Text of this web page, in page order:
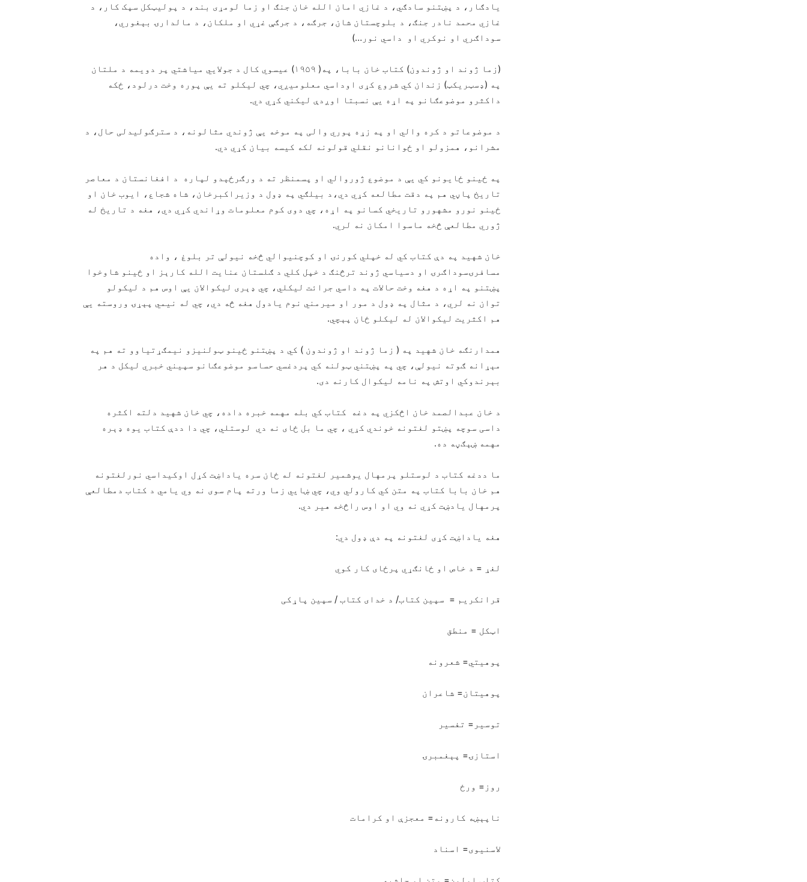
یادګار، د پښتنو سادګي، د غازي امان الله خان جنګ او زما لومړی بند، د پولیټکل سپک کار، د
غازي محمد نادر جنګ، د بلوچستان شان، جرګه، د جرګې غړي او ملکان، د مالدارۍ بېغوري،
سوداګري او نوکري او داسي نور…)
(زما ژوند او ژوندون) کتاب خان بابا، په( ۱۹۵۹) عیسوي کال د جولايي میاشتي پر دویمه د ملتان
په (ډسټریکټ) زندان کي شروع کړی اوداسي معلومیږي، چي لیکلو ته يې پوره وخت درلود، ځکه
داکثرو موضوعګانو په اړه يې نسبتا اوږدې لیکني کړي دي.
د موضوعاتو د کره والي او په زړه پوري والی په موخه یې ژوندي مثالونه، د سترګولیدلی حال، د
مشرانو، همزولو او ځوانانو نقلي قولونه لکه کیسه بیان کړي دي.
په ځینو ځایونو کي يې د موضوع ژوروالي او پسمنظر ته د ورګرځېدو لپاره د افغانستان د معاصر
تاریخ پاڼي هم په دقت مطالعه کړي دي،د بیلګي په ډول د وزیراکبرخان، شاه شجاع، ایوب خان او
ځینو نورو مشهورو تاریخي کسانو په اړه، چي دوی کوم معلومات وړاندي کړي دي، هغه د تاریخ له
ژوري مطالعې څخه ماسوا امکان نه لري.
خان شهید په دې کتاب کي له خپلي کورنۍ او کوچنیوالي څخه نیولې تر بلوغ ، واده
مسافرۍسوداګرۍ او دسیاسي ژوند ترڅنګ د خپل کلي د ګلستان عنایت الله کارېز او ځینو شاوخوا
پښتنو په اړه د هغه وخت حالات په داسي جرائت لیکلي، چي ډېری لیکوالان يې اوس هم د لیکولو
توان نه لري، د مثال په ډول د مور او میرمني نوم یادول هغه څه دي، چي له نیمي پېړۍ وروسته يې
هم اکثریت لیکوالان له لیکلو ځان پېچي.
همدارنګه خان شهید په ( زما ژوند او ژوندون ) کي د پښتنو ځینو ټولنیزو نیمګړتیاوو ته هم په
مېړانه ګوته نیولې، چي په پښتني ټولنه کي پردغسي حساسو موضوعګانو سپیني خبري لیکل د هر
بېرندوکي اوتش په نامه لیکوال کارنه دی.
د خان عبدالصمد خان اڅکزي په دغه کتاب کي بله مهمه خبره داده، چي خان شهید دلته اکثره
داسی سوچه پښتو لغتونه خوندي کړي ، چي ما بل ځای نه دي لوستلي، چي دا ددې کتاب یوه ډېره
مهمه ښېګڼه ده.
ما ددغه کتاب د لوستلو پرمهال یوشمیر لغتونه له ځان سره یاداښت کړل اوکیداسي نورلغتونه
هم خان بابا کتاب په متن کي کارولي وي، چي ښايي زما ورته پام سوی نه وي یامي د کتاب دمطالعې
پرمهال یادښت کړي نه وي او اوس راڅخه هیر دي.
هغه یاداښت کړی لغتونه په دې ډول دي:
لغړ = د خاص او ځانګړي پرځای کار کوي
قرانکریم = سپين کتاب/ د خدای کتاب / سپين پاړکی
اټکل = منطق
پوهیتي= شعرونه
پوهیتان= شاعران
توسیر= تفسیر
استازۍ= پېغمبرۍ
روز= ورځ
ناپېښه کارونه= معجزې او کرامات
لاسنیوی= اسناد